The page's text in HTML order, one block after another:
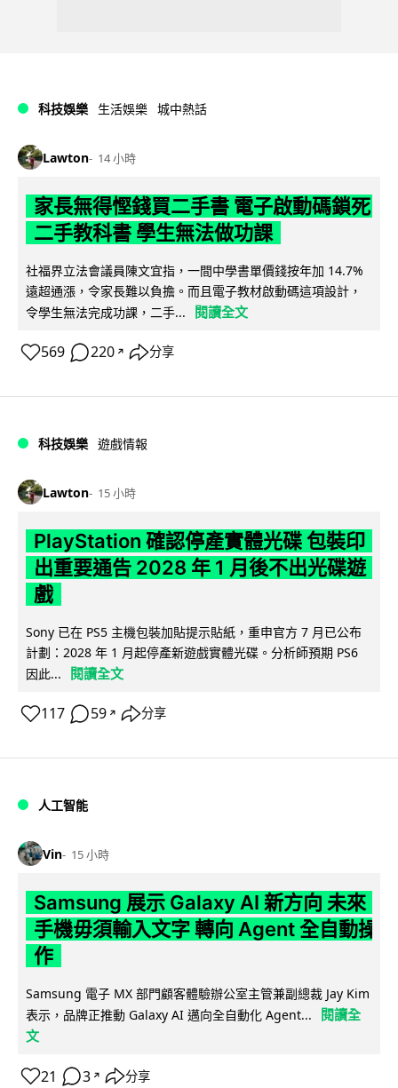
科技娛樂 生活娛樂 城中熱話
Lawton 14 小時
家長無得慳錢買二手書 電子啟動碼鎖死
二手教科書 學生無法做功課
社福界立法會議員陳文宜指，一間中學書單價錢按年加 14.7%
遠超通漲，令家長難以負擔。而且電子教材啟動碼這項設計，
令學生無法完成功課，二手...
閱讀全文
569 220 ↗ 分享
科技娛樂 遊戲情報
Lawton 15 小時
PlayStation 確認停產實體光碟 包裝印
出重要通告 2028 年 1 月後不出光碟遊
戲
Sony 已在 PS5 主機包裝加貼提示貼紙，重申官方 7 月已公布
計劃：2028 年 1 月起停產新遊戲實體光碟。分析師預期 PS6
因此...
閱讀全文
117 59 ↗ 分享
人工智能
Vin 15 小時
Samsung 展示 Galaxy AI 新方向 未來
手機毋須輸入文字 轉向 Agent 全自動操
作
Samsung 電子 MX 部門顧客體驗辦公室主管兼副總裁 Jay Kim
表示，品牌正推動 Galaxy AI 邁向全自動化 Agent...
閱讀全
文
21 3 ↗ 分享